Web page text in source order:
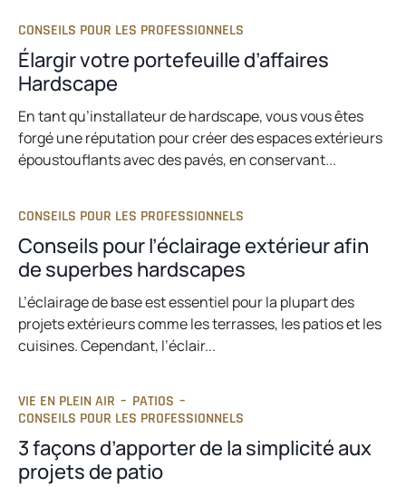
CONSEILS POUR LES PROFESSIONNELS
Élargir votre portefeuille d’affaires
Hardscape
En tant qu’installateur de hardscape, vous vous êtes
forgé une réputation pour créer des espaces extérieurs
époustouflants avec des pavés, en conservant...
CONSEILS POUR LES PROFESSIONNELS
Conseils pour l’éclairage extérieur afin
de superbes hardscapes
L’éclairage de base est essentiel pour la plupart des
projets extérieurs comme les terrasses, les patios et les
cuisines. Cependant, l’éclair...
VIE EN PLEIN AIR – PATIOS –
CONSEILS POUR LES PROFESSIONNELS
3 façons d’apporter de la simplicité aux
projets de patio